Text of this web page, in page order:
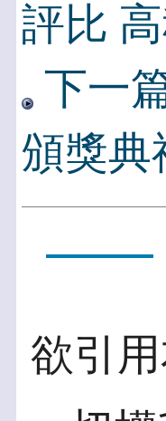
評比
下一
頒獎典
欲引